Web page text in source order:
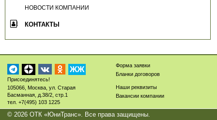
НОВОСТИ КОМПАНИИ
КОНТАКТЫ
ЖЖ
Присоединятесь!
Форма заявки
Бланки договоров
105066 Москва ул. Старая
Басманная, д.38/2, стр.1
тел. +7(495) 103 1225
Наши реквизиты
Вакансии компании
© 2026 ОТК «ЮниТранс». Все права защищены.